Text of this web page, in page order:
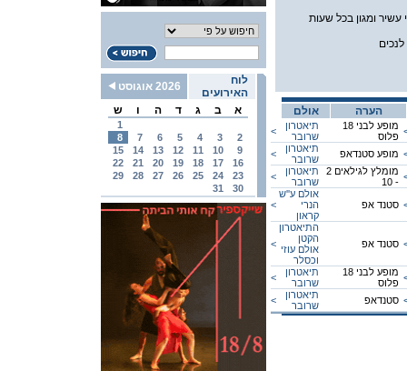
לוח
האירועים
2026 אוגוסט
א
ב ג ד ה ו ש
1
2
3
4
5
6
7
8
9
10
11
12
13
14
15
16
17
18
19
20
21
22
23
24
25
26
27
28
29
30
31
ומגון בכל שעות
אולם הערה
<
תיאטרון
שרובר
מופע לבני 18
פלוס
<
תיאטרון
שרובר
מופע סטנדאפ
<
תיאטרון
שרובר
מומלץ לגילאים 2
- 10
<
אולם ע''ש
הנרי
קראון
סטנד אפ
<
התיאטרון
הקטן
אולם עוזי
וכסלר
סטנד אפ
<
תיאטרון
שרובר
מופע לבני 18
פלוס
<
תיאטרון
שרובר
סטנדאפ